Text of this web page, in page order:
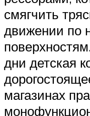
смягчить
движении по
дни детская
магазинах